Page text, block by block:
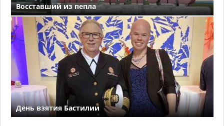
Восставший из пепла
День взятия Бастилии